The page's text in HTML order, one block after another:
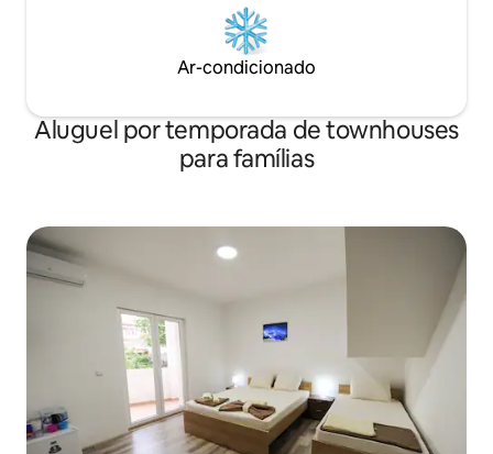
Ar-condicionado
Aluguel por temporada de townhouses
para famílias